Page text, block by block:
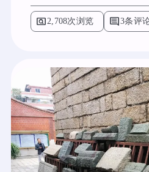
pageview2,708次浏览 comment3条评